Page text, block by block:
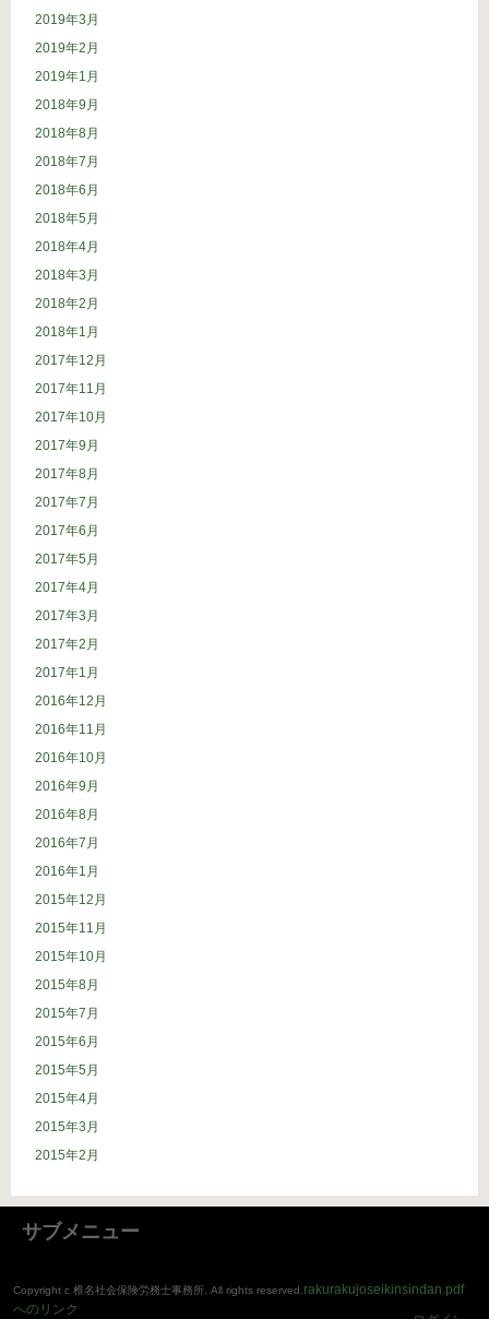
2019年3月
2019年2月
2019年1月
2018年9月
2018年8月
2018年7月
2018年6月
2018年5月
2018年4月
2018年3月
2018年2月
2018年1月
2017年12月
2017年11月
2017年10月
2017年9月
2017年8月
2017年7月
2017年6月
2017年5月
2017年4月
2017年3月
2017年2月
2017年1月
2016年12月
2016年11月
2016年10月
2016年9月
2016年8月
2016年7月
2016年1月
2015年12月
2015年11月
2015年10月
2015年8月
2015年7月
2015年6月
2015年5月
2015年4月
2015年3月
2015年2月
サブメニュー
Copyright c 椎名社会保険労務士事務所, All rights reserved. rakurakujoseikinsindan.pdf
へのリンク